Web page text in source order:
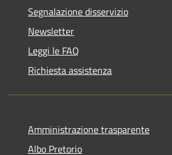
Segnalazione disservizio
Newsletter
Leggi le FAQ
Richiesta assistenza
Amministrazione trasparente
Albo Pretorio